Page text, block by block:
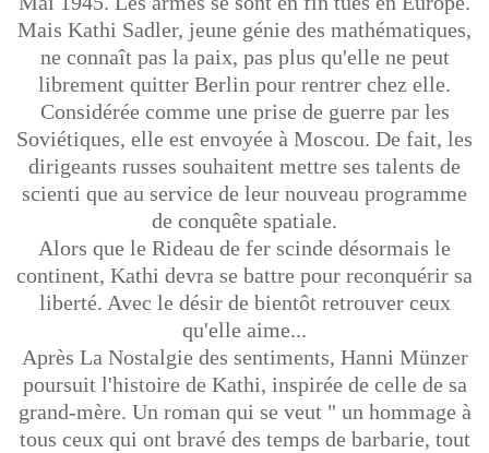
Mais Kathi Sadler, jeune génie des mathématiques,
ne connaît pas la paix, pas plus qu'elle ne peut
librement quitter Berlin pour rentrer chez elle.
Considérée comme une prise de guerre par les
Soviétiques, elle est envoyée à Moscou. De fait, les
dirigeants russes souhaitent mettre ses talents de
scienti que au service de leur nouveau programme
de conquête spatiale.
Alors que le Rideau de fer scinde désormais le
continent, Kathi devra se battre pour reconquérir sa
liberté. Avec le désir de bientôt retrouver ceux
qu'elle aime...
Après La Nostalgie des sentiments, Hanni Münzer
poursuit l'histoire de Kathi, inspirée de celle de sa
grand-mère. Un roman qui se veut " un hommage à
tous ceux qui ont bravé des temps de barbarie, tout